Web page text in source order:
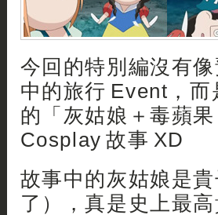
今回的特別編沒有
中的旅行 Event，
的「灰姑娘＋毒蘋
Cosplay 故事 XD
故事中的灰姑娘是
了），真是史上最